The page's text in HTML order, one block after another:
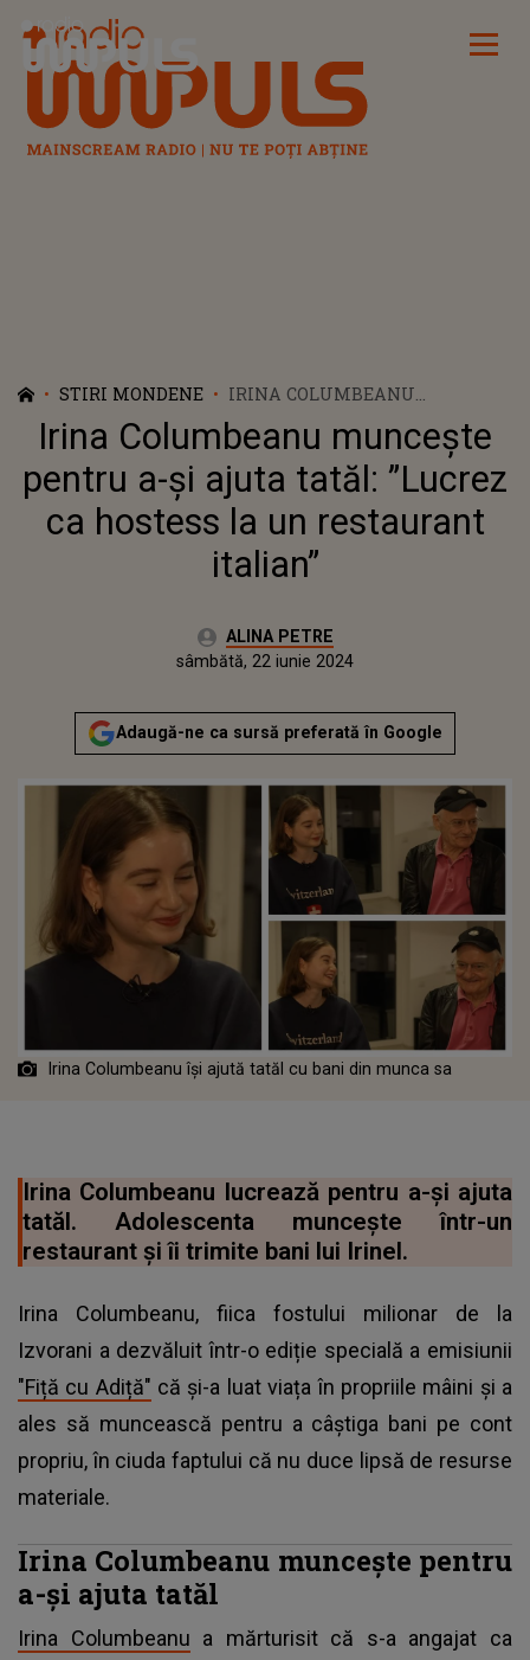
Radio Impuls
STIRI MONDENE
IRINA COLUMBEANU
MUNCEȘTE PENTRU A-ȘI AJUTA
TATĂL: ”LUCREZ CA HOSTESS LA
UN RESTAURANT ITALIAN”
Irina Columbeanu muncește
pentru a-și ajuta tatăl: ”Lucrez
ca hostess la un restaurant
italian”
Autor:ALINA PETRE
Publicat:
sâmbătă, 22 iunie 2024
Adaugă-ne ca sursă preferată în Google
Irina Columbeanu își ajută tatăl cu bani din munca sa
Irina Columbeanu lucrează pentru a-și ajuta
tatăl. Adolescenta muncește într-un
restaurant și îi trimite bani lui Irinel.
Irina Columbeanu, fiica fostului milionar de la
Izvorani a dezvăluit într-o ediție specială a emisiunii
"Fiță cu Adiță" că și-a luat viața în propriile mâini și a
ales să muncească pentru a câștiga bani pe cont
propriu, în ciuda faptului că nu duce lipsă de resurse
materiale.
Irina Columbeanu muncește pentru
a-și ajuta tatăl
Irina Columbeanu a mărturisit că s-a angajat ca